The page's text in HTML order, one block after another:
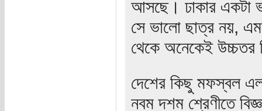
আসছে। ঢাকার একটা
সে ভালো ছাত্র নয়,
থেকে অনেকেই উচ্চতর
দেশের কিছু মফস্বল
নবম দশম শ্রেণীতে